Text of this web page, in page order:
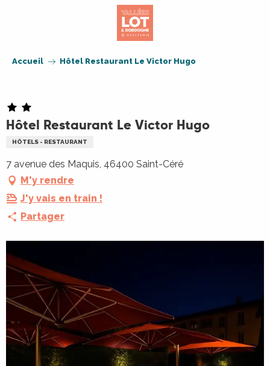
Accueil Hôtel Restaurant Le Victor Hugo
Hôtel Restaurant Le Victor Hugo
HÔTELS - RESTAURANT
7 avenue des Maquis, 46400 Saint-Céré
M'y rendre
J'y vais en train !
Partager